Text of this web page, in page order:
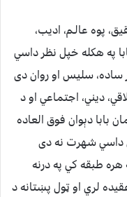
پوه عالـم، اديب،
په هكله خپل نظر داسي
ساده، سليس او روان دى
ديني، اجتماعي او د
بابا دېوان فوق العاده
داسي شهرت نه دى
هره طبقه كي په درنه
لري او ټول پښتانه د